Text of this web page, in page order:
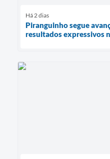
Há 2 dias
Piranguinho segue
resultados expressivos